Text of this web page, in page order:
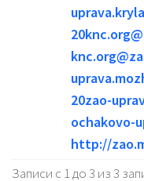
20zao-
ochakovo-
http://
Записи с 1 до 3 из 3